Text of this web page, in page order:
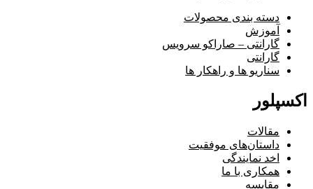
دسته بندی محصولات
آموزش
گارانتی – صاراکو سرویس
گارانتی
سناریو ها و راهکار ها
اکسپلور
مقالات
داستان‌های موفقیت
اخد نمایندگی
همکاری با ما
مقایسه